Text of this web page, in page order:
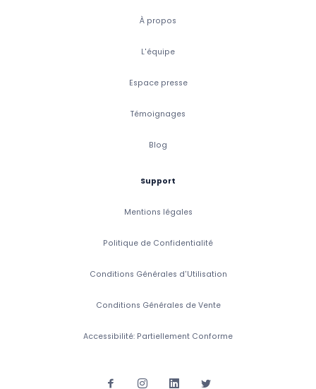
À propos
L'équipe
Espace presse
Témoignages
Blog
Support
Mentions légales
Politique de Confidentialité
Conditions Générales d'Utilisation
Conditions Générales de Vente
Accessibilité: Partiellement Conforme